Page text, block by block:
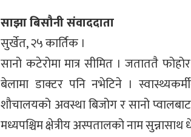
साझा बिसौनी संवाददाता
सुर्खेत, २५ कार्तिक ।
सानो कटेरोमा मात्र सीमित । जताततै
बेलामा डाक्टर पनि नभेटिने ।
शौचालयको अवस्था बिजोग र सानो
मध्यपश्चिम क्षेत्रीय अस्पतालको नाम